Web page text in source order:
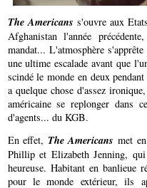
The Americans s'ouvre aux
Afghanistan l'année
mandat... L'atmosphère
une ultime escalade avant que
scindé le monde en deux
a quelque chose d'assez
américaine se replonger dans
d'agents... du KGB.
En effet, The Americans met
Phillip et Elizabeth Jenning,
heureuse. Habitant en banlieue
pour le monde extérieur, ils